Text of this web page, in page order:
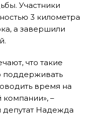
Участники
3 километра
а завершили
что такие
поддерживать
время на
–
депутат Надежда